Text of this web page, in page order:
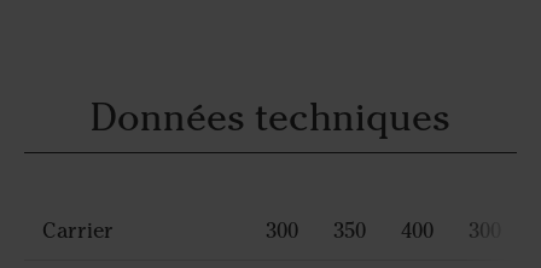
Données techniques
Carrier 300 350 400 300